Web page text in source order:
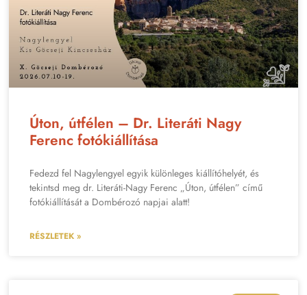
Úton, útfélen – Dr. Literáti Nagy
Ferenc fotókiállítása
Fedezd fel Nagylengyel egyik különleges kiállítóhelyét, és
tekintsd meg dr. Literáti-Nagy Ferenc „Úton, útfélen” című
fotókiállítását a Dombérozó napjai alatt!
RÉSZLETEK »